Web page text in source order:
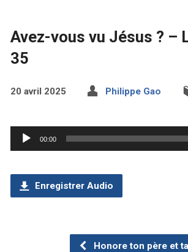
Avez-vous vu Jésus ? –
35
20 avril 2025 Philippe Gao
Lecteur
audio
00:00
Enregistrer Audio
Honore ton père et